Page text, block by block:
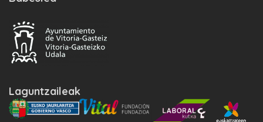
Laguntzaileak